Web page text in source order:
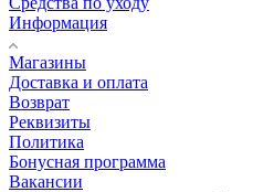
Информация
Магазины
Доставка и оплата
Возврат
Реквизиты
Политика
Бонусная программа
Вакансии